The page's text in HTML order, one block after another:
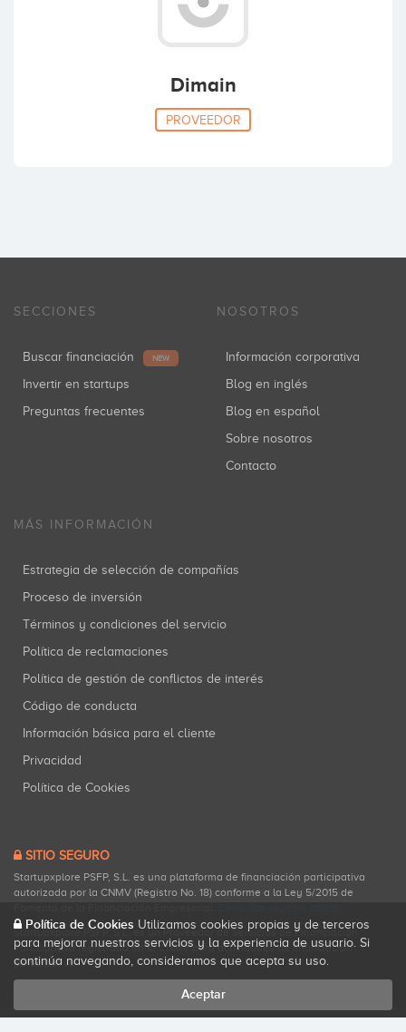
Dimain
PROVEEDOR
SECCIONES
Buscar financiación NEW
Invertir en startups
Preguntas frecuentes
NOSOTROS
Información corporativa
Blog en inglés
Blog en español
Sobre nosotros
Contacto
MÁS INFORMACIÓN
Estrategia de selección de compañías
Proceso de inversión
Términos y condiciones del servicio
Política de reclamaciones
Política de gestión de conflictos de interés
Código de conducta
Información básica para el cliente
Privacidad
Política de Cookies
SITIO SEGURO
Startupxplore PSFP, S.L. es una plataforma de financiación participativa
autorizada por la CNMV (Registro No. 18) conforme a la Ley 5/2015 de
Startupxplore PSFP, S.L. es un Proveedor de Servicios de Financiación
Participativa registrado en la CNMV para actividades de financiación
participativa.
Política de Cookies Utilizamos cookies propias y de terceros
para mejorar nuestros servicios y la experiencia de usuario. Si
continúa navegando, consideramos que acepta su uso.
Aceptar